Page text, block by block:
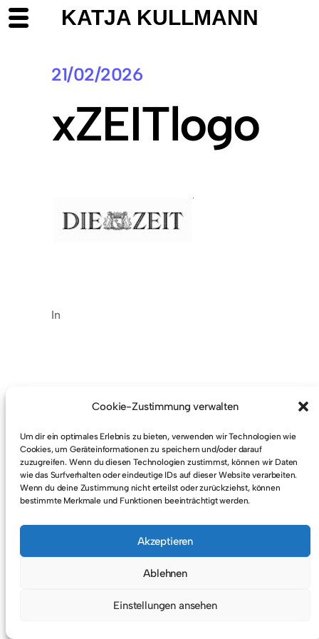
Cookie-Zustimmung verwalten
Um dir ein optimales Erlebnis zu bieten, verwenden wir Technologien wie
Cookies, um Geräteinformationen zu speichern und/oder darauf
zuzugreifen. Wenn du diesen Technologien zustimmst, können wir Daten
wie das Surfverhalten oder eindeutige IDs auf dieser Website verarbeiten.
Wenn du deine Zustimmung nicht erteilst oder zurückziehst, können
bestimmte Merkmale und Funktionen beeinträchtigt werden.
Akzeptieren
Ablehnen
Einstellungen ansehen
21/02/2026
xZEITlogo
In
Startseite
KATJA KULLMANN